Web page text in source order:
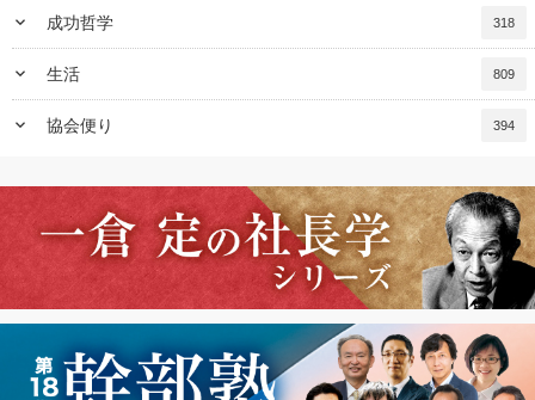
keyboard_arrow_down 成功哲学 318
keyboard_arrow_down 生活 809
keyboard_arrow_down 協会便り 394